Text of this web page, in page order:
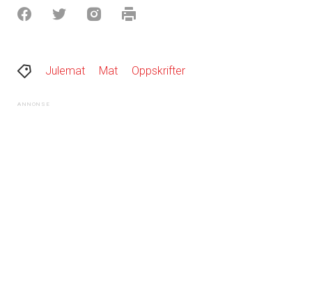
Julemat Mat Oppskrifter